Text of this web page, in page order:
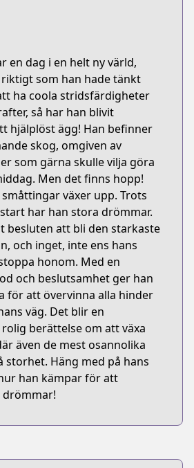
en dag i en helt ny värld,
som han hade tänkt
ha coola stridsfärdigheter
så har han blivit
hjälplöst ägg! Han befinner
skog, omgiven av
som gärna skulle vilja göra
Men det finns hopp!
växer upp. Trots
har han stora drömmar.
besluten att bli den starkaste
och inget, inte ens hans
honom. Med en
och beslutsamhet ger han
för att övervinna alla hinder
väg. Det blir en
berättelse om att växa
även de mest osannolika
storhet. Häng med på hans
han kämpar för att